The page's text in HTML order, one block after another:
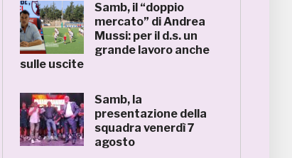
Samb, il “doppio
mercato” di Andrea
Mussi: per il d.s. un
grande lavoro anche
sulle uscite
Samb, la
presentazione della
squadra venerdì 7
agosto